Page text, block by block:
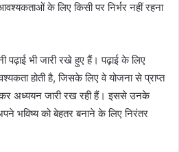
के लिए किसी पर निर्भर नहीं रहना
पढ़ाई भी जारी रखे हुए हैं। पढ़ाई के लिए
होती है, जिसके लिए वे योजना से प्राप्त
कर अध्ययन जारी रख रही हैं। इससे उनके
भविष्य को बेहतर बनाने के लिए निरंतर